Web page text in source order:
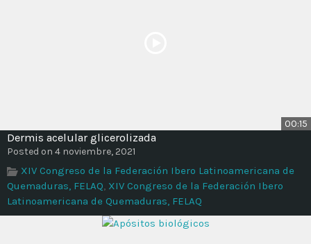
00:15
Dermis acelular glicerolizada
Posted on 4 noviembre, 2021
XIV Congreso de la Federación Ibero Latinoamericana de
Quemaduras, FELAQ, XIV Congreso de la Federación Ibero
Latinoamericana de Quemaduras, FELAQ